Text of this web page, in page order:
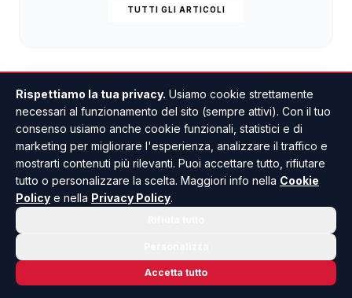
TUTTI GLI ARTICOLI
Rispettiamo la tua privacy. Usiamo cookie strettamente
necessari al funzionamento del sito (sempre attivi). Con il tuo
consenso usiamo anche cookie funzionali, statistici e di
marketing per migliorare l'esperienza, analizzare il traffico e
mostrarti contenuti più rilevanti. Puoi accettare tutto, rifiutare
tutto o personalizzare la scelta. Maggiori info nella Cookie
Policy e nella Privacy Policy.
Accetta tutto